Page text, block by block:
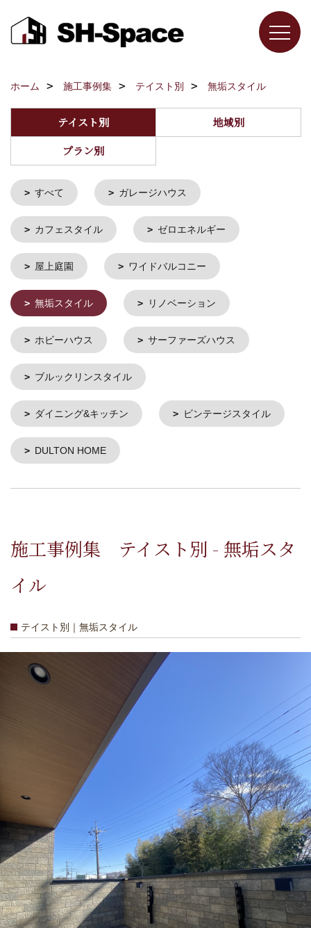
ホーム 施工事例集 テイスト別 無垢スタイル
テイスト別
地域別
プラン別
すべて ガレージハウス
カフェスタイル ゼロエネルギー
屋上庭園 ワイドバルコニー
無垢スタイル リノベーション
ホビーハウス サーファーズハウス
ブルックリンスタイル
ダイニング&キッチン ビンテージスタイル
DULTON HOME
施工事例集 テイスト別 - 無垢スタ
イル
テイスト別｜無垢スタイル